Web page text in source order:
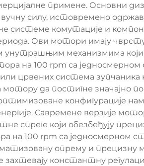
примене. Основни
силу, истовремено
системе комутације и
Ови мотори имају
механизмима
на 100 rpm са једносмерном
црвених система
мотору да постигне
конфигурације
Савремене верзије
спреге који обезбеђују
100 rpm са једносмерном
опрему и прецизну
захтевају константну